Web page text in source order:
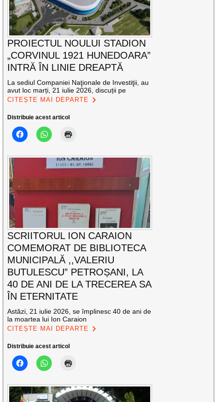
PROIECTUL NOULUI STADION
„CORVINUL 1921 HUNEDOARA”
INTRĂ ÎN LINIE DREAPTĂ
La sediul Companiei Naţionale de Investiţii, au
avut loc marți, 21 iulie 2026, discuții pe
CITEȘTE MAI DEPARTE
Distribuie acest articol
SCRIITORUL ION CARAION
COMEMORAT DE BIBLIOTECA
MUNICIPALĂ ,,VALERIU
BUTULESCU” PETROȘANI, LA
40 DE ANI DE LA TRECEREA SA
ÎN ETERNITATE
Astăzi, 21 iulie 2026, se împlinesc 40 de ani de
la moartea lui Ion Caraion
CITEȘTE MAI DEPARTE
Distribuie acest articol